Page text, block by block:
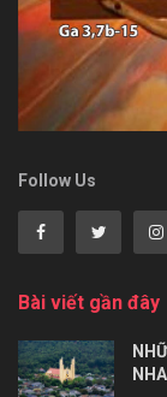
Follow Us
Bài viết gần đây